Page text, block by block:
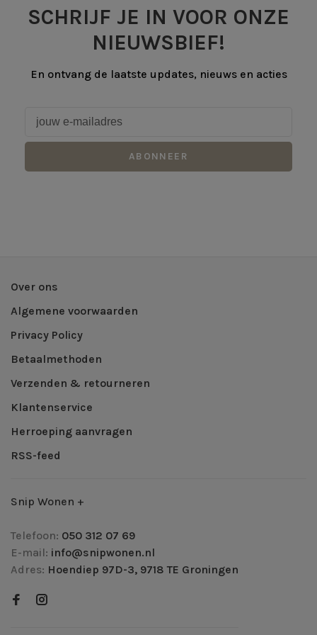
SCHRIJF JE IN VOOR ONZE
NIEUWSBIEF!
En ontvang de laatste updates, nieuws en acties
ABONNEER
Over ons
Algemene voorwaarden
Privacy Policy
Betaalmethoden
Verzenden & retourneren
Klantenservice
Herroeping aanvragen
RSS-feed
Snip Wonen +
Telefoon: 050 312 07 69
E-mail: info@snipwonen.nl
Adres: Hoendiep 97D-3, 9718 TE Groningen